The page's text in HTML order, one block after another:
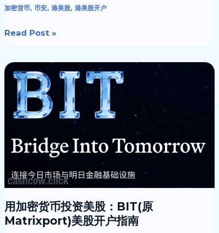
加密货币, 币安, 港美股, 港美股开户
购
Read Post »
用加密货币投资美股：BIT(原
Matrixport)美股开户指南
用
加
资
股：
BIT(原
Matrixport)
美
股